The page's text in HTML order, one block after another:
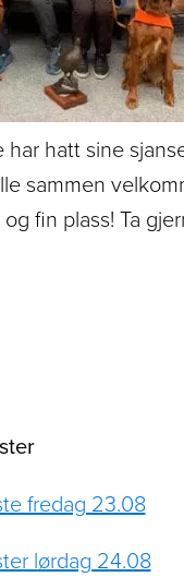
har hatt sine
sammen
fin plass! Ta
fredag 23.08
lørdag 24.08